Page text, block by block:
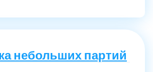
небольших партий